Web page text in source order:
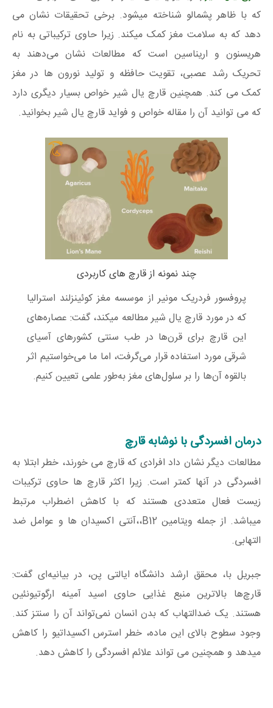
که با ظاهر پشمالو شناخته میشود. برخی تحقیقات نشان می
دهد که به سلامت مغز کمک میکند. زیرا حاوی ترکیباتی به نام
هریسنون و اریناسین است که مطالعات نشان می‌دهند به
تحریک رشد عصبی، تقویت حافظه و تولید نورون ها در مغز
کمک می کند. همچنین قارچ یال شیر خواص بسیار دیگری دارد
که می توانید آن را مقاله خواص و فواید قارچ یال شیر بخوانید.
چند نمونه از قارچ های کاربردی
پروفسور فردریک مونیر از موسسه مغز کوئینزلند استرالیا
که در مورد قارچ یال شیر مطالعه میکند، گفت: عصاره‌های
این قارچ‌ برای قرن‌ها در طب سنتی کشورهای آسیای
شرقی مورد استفاده قرار می‌گرفت، اما ما می‌خواستیم اثر
بالقوه آن‌ها را بر سلول‌های مغز به‌طور علمی تعیین کنیم.
درمان افسردگی با نوشابه قارچ
مطالعات دیگر نشان داد افرادی که قارچ می خورند، خطر ابتلا به
افسردگی در آنها کمتر است. زیرا اکثر قارچ ها حاوی ترکیبات
زیست فعال متعددی هستند که با کاهش اضطراب مرتبط
میباشد. از جمله ویتامین B12،،آنتی اکسیدان ها و عوامل ضد
التهابی.
جبریل با، محقق ارشد دانشگاه ایالتی پن، در بیانیه‌ای گفت:
قارچ‌ها بالاترین منبع غذایی حاوی اسید آمینه ارگوتیونئین
هستند. یک ضدالتهاب که بدن انسان نمی‌تواند آن را سنتز کند.
وجود سطوح بالای این ماده، خطر استرس اکسیداتیو را کاهش
میدهد و همچنین می تواند علائم افسردگی را کاهش دهد.